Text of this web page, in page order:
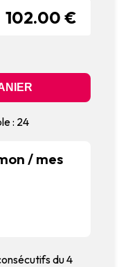
102.00 €
: 24
/ mes
du 4